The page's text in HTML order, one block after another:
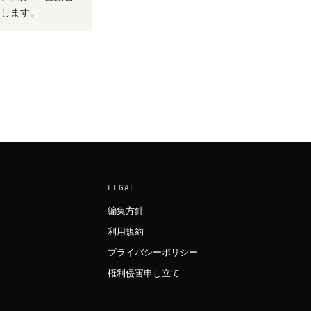
ます。
LEGAL
編集方針
利用規約
プライバシーポリシー
権利侵害申し立て